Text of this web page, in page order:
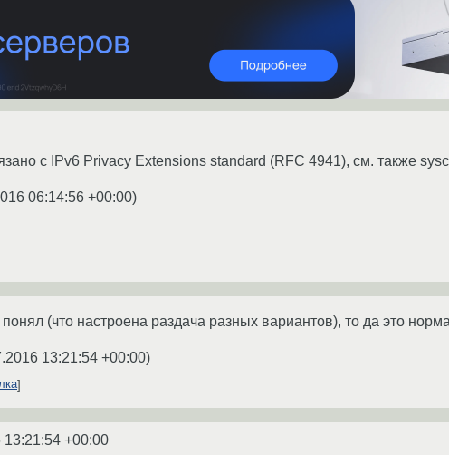
с IPv6 Privacy Extensions standard (RFC 4941), см. также
06:14:56 +00:00)
(что настроена раздача разных вариантов), то да это
13:21:54 +00:00)
13:21:54 +00:00